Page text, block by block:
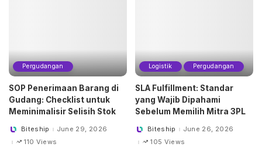
Pergudangan
SOP Penerimaan Barang di
Gudang: Checklist untuk
Meminimalisir Selisih Stok
PostedBiteship
June 29, 2026
110 Views
Logistik Pergudangan
SLA Fulfillment: Standar
yang Wajib Dipahami
Sebelum Memilih Mitra 3PL
PostedBiteship
June 26, 2026
105 Views